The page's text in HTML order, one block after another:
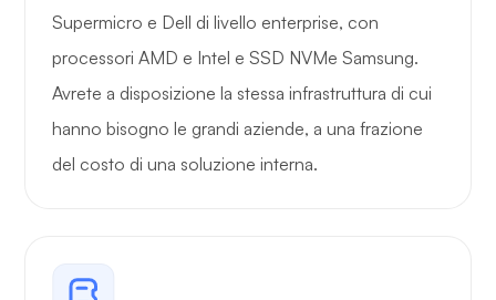
Certificati SSL
Risorse
MySQL
Supermicro e Dell di livello enterprise, con
processori AMD e Intel e SSD NVMe Samsung.
Avrete a disposizione la stessa infrastruttura di cui
hanno bisogno le grandi aziende, a una frazione
del costo di una soluzione interna.